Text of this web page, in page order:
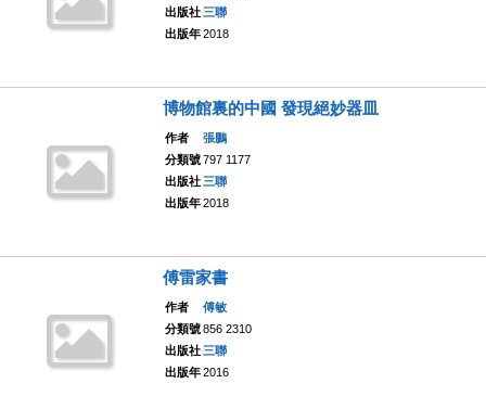
出版社 三聯
出版年2018
博物館裏的中國 發現絕妙器皿
作者
張鵬
分類號797 1177
出版社 三聯
出版年2018
傅雷家書
作者
傅敏
分類號856 2310
出版社 三聯
出版年2016